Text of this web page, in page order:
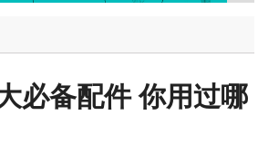
必备配件 你用过哪